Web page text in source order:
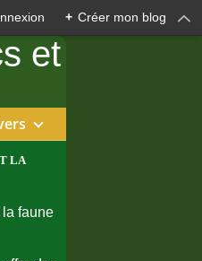
+ Créer mon blog
LA